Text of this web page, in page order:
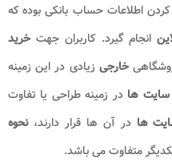
کردن اطلاعات حساب بانکی بوده که
انجام گیرد. کاربران جهتخرید
خارجی زیادی در این زمینه
سایت هادر زمینه طراحی یا تفاوت
هادر آن ها قرار دارند، نحوه
متفاوت می باشد.